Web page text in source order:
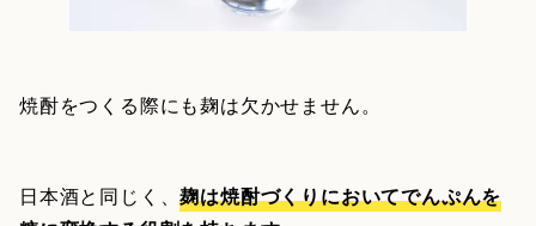
焼酎をつくる際にも麹は欠かせません。
日本酒と同じく、麹は焼酎づくりにおいてでんぷんを